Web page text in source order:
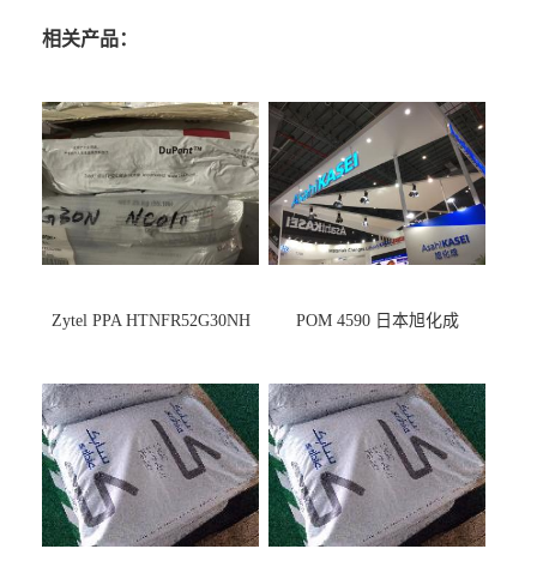
相关产品：
Zytel PPA HTNFR52G30NH POM 4590 日本旭化成